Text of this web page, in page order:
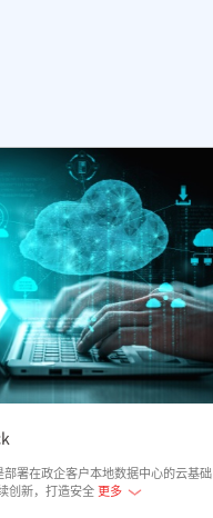
署在政企客户本地数据中心的云基础
创新，打造安全更多